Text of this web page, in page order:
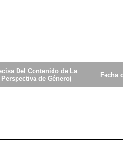
Del Contenido de La
de Género)
Fecha